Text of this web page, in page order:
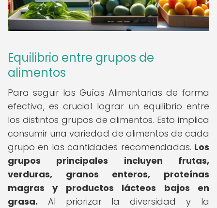
Equilibrio entre grupos de
alimentos
Para seguir las Guías Alimentarias de forma
efectiva, es crucial lograr un equilibrio entre
los distintos grupos de alimentos. Esto implica
consumir una variedad de alimentos de cada
grupo en las cantidades recomendadas. Los
grupos principales incluyen frutas,
verduras, granos enteros, proteínas
magras y productos lácteos bajos en
grasa. Al priorizar la diversidad y la